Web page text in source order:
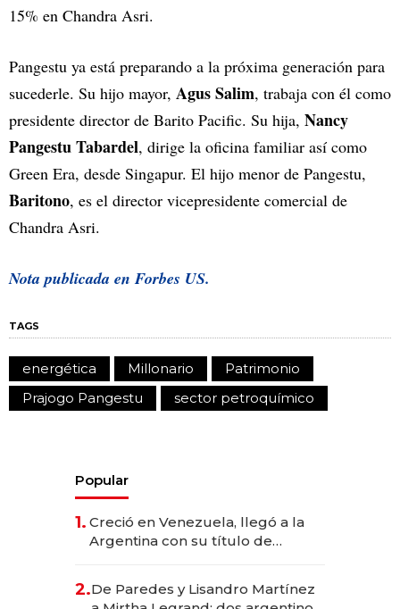
15% en Chandra Asri.
Pangestu ya está preparando a la próxima generación para
sucederle. Su hijo mayor, Agus Salim, trabaja con él como
presidente director de Barito Pacific. Su hija, Nancy
Pangestu Tabardel, dirige la oficina familiar así como
Green Era, desde Singapur. El hijo menor de Pangestu,
Baritono, es el director vicepresidente comercial de
Chandra Asri.
Nota publicada enForbes US.
TAGS
energética Millonario
Patrimonio
Prajogo Pangestu
sector petroquímico
Popular
1. Creció en Venezuela, llegó a la
Argentina con su título de
las marcas "fast premium"
2.De Paredes y Lisandro Martínez